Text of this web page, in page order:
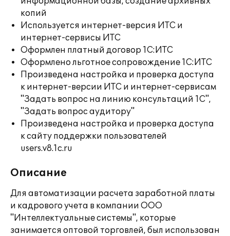
копий
Используется интернет-версия ИТС и
интернет-сервисы ИТС
Оформлен платный договор 1С:ИТС
Оформлено льготное сопровождение 1С:ИТС
Произведена настройка и проверка доступа
к интернет-версии ИТС и интернет-сервисам
"Задать вопрос на линию консультаций 1С",
"Задать вопрос аудитору"
Произведена настройка и проверка доступа
к сайту поддержки пользователей
users.v8.1c.ru
Описание
Для автоматизации расчета заработной платы
и кадрового учета в компании ООО
"Интеллектуальные системы", которые
занимается оптовой торговлей, был использован